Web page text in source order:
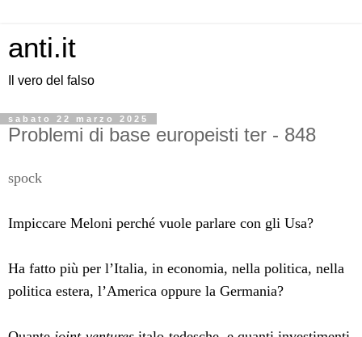
anti.it
Il vero del falso
sabato 22 marzo 2025
Problemi di base europeisti ter - 848
spock
Impiccare Meloni perché vuole parlare con gli Usa?
Ha fatto più per l’Italia, in economia, nella politica, nella
politica estera, l’America oppure la Germania?